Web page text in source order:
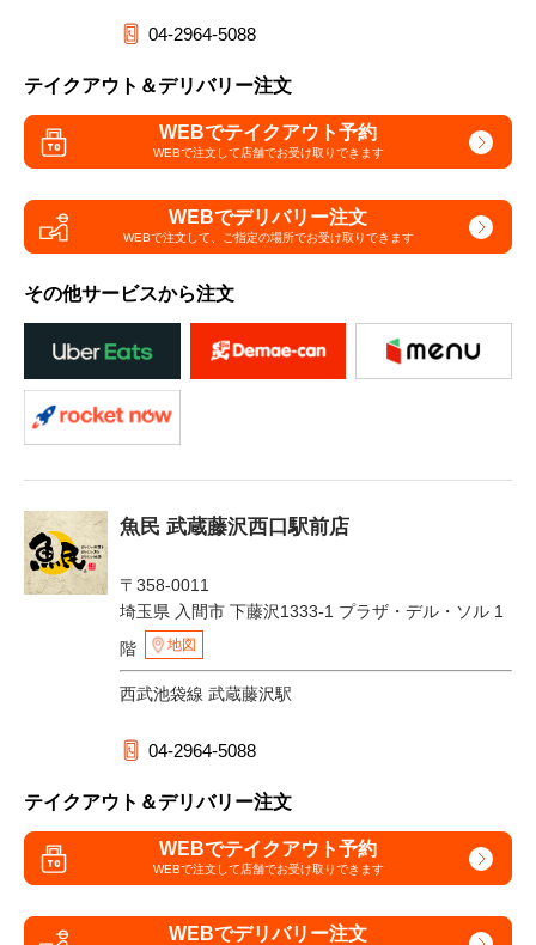
04-2964-5088
テイクアウト＆デリバリー注文
WEBでテイクアウト予約
WEBで注文して店舗でお受け取りできます
WEBでデリバリー注文
WEBで注文して、 ご指定の場所でお受け取りできます
その他サービスから注文
魚民 武蔵藤沢西口駅前店
〒358-0011
埼玉県 入間市 下藤沢1333-1 プラザ・デル・ソル 1
階
地図
西武池袋線 武蔵藤沢駅
04-2964-5088
テイクアウト＆デリバリー注文
WEBでテイクアウト予約
WEBで注文して店舗でお受け取りできます
WEBでデリバリー注文